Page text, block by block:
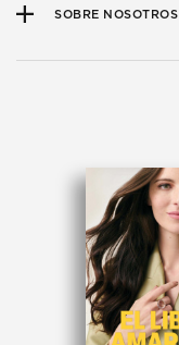
SOBRE NOSOTROS